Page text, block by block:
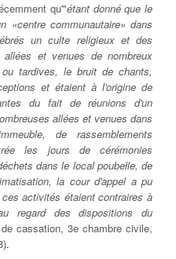
qu'"étant donné que le
«centre communautaire» dans
un culte religieux et des
et venues de nombreux
tardives, le bruit de chants,
et étaient à l'origine de
du fait de réunions d'un
allées et venues dans
de rassemblements
les jours de cérémonies
dans le local poubelle, de
la cour d'appel a pu
activités étaient contraires à
regard des dispositions du
cassation, 3e chambre civile,